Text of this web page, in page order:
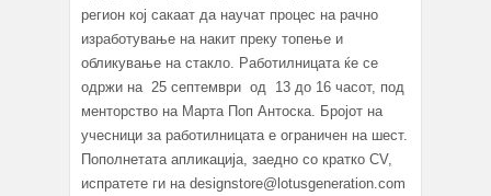
регион кој сакаат да научат процес на рачно
изработување на накит преку топење и
обликување на стакло. Работилницата ќе се
одржи на 25 септември од 13 до 16 часот, под
менторство на Марта Поп Антоска. Бројот на
учесници за работилницата е ограничен на шест.
Пополнетата апликација, заедно со кратко CV,
испратете ги на designstore@lotusgeneration.com